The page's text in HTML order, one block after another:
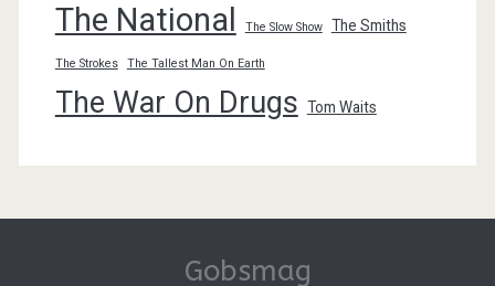
The National The Slow Show The Smiths
The Strokes The Tallest Man On Earth
The War On Drugs Tom Waits
Gobsmag